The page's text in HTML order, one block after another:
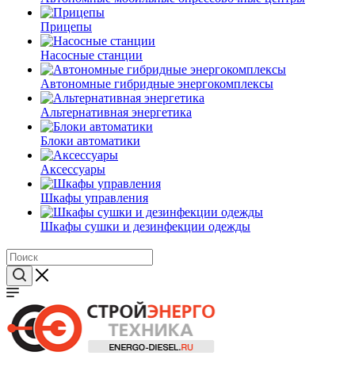
Прицепы
Насосные станции
Автономные гибридные энергокомплексы
Альтернативная энергетика
Блоки автоматики
Аксессуары
Шкафы управления
Шкафы сушки и дезинфекции одежды